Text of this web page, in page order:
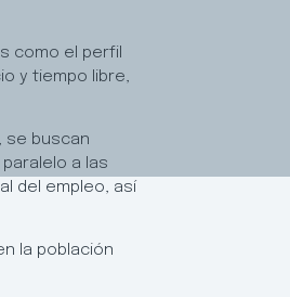
como el perfil
y tiempo libre,
se buscan
a las
del empleo, así
la población